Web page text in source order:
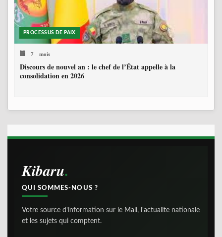
PROCESSUS DE PAIX
7 mois
Discours de nouvel an : le chef de l’État appelle à la
consolidation en 2026
Kibaru
QUI SOMMES-NOUS ?
Votre source d'information sur le Mali, l'actualite nationale
et les sujets qui comptent.